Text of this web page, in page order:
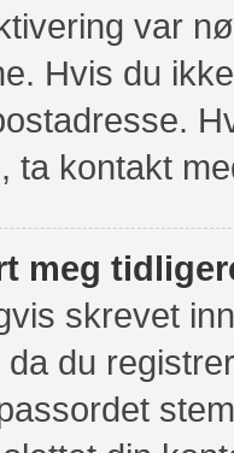
var
Hvis du
ta kontakt
meg
skrevet
du